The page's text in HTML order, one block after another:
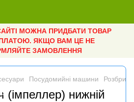
МОЖНА ПРИДБАТИ ТОВАР
ЯКЩО ВАМ ЦЕ НЕ
ЗАМОВЛЕННЯ
Посудомийні машини
(імпеллер) нижній